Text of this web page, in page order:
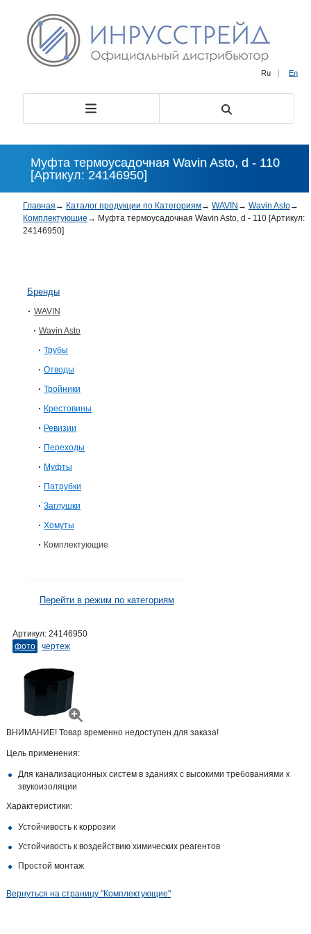
Ru | En
Муфта термоусадочная Wavin Asto, d - 110
[Артикул: 24146950]
Главная → Каталог продукции по Категориям→ WAVIN → Wavin Asto→
Комплектующие → Муфта термоусадочная Wavin Asto, d - 110 [Артикул:
24146950]
Бренды
WAVIN
Wavin Asto
Трубы
Отводы
Тройники
Крестовины
Ревизии
Переходы
Муфты
Патрубки
Заглушки
Хомуты
Комплектующие
Перейти в режим по категориям
Артикул: 24146950
фото
чертеж
ВНИМАНИЕ! Товар временно недоступен для заказа!
Цель применения:
Для канализационных систем в зданиях с высокими требованиями к
звукоизоляции
Характеристики:
Устойчивость к коррозии
Устойчивость к воздействию химических реагентов
Простой монтаж
Вернуться на страницу "Комплектующие"